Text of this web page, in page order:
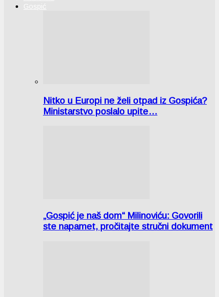
Gospić
Nitko u Europi ne želi otpad iz Gospića?
Ministarstvo poslalo upite…
„Gospić je naš dom“ Milinoviću: Govorili
ste napamet, pročitajte stručni dokument